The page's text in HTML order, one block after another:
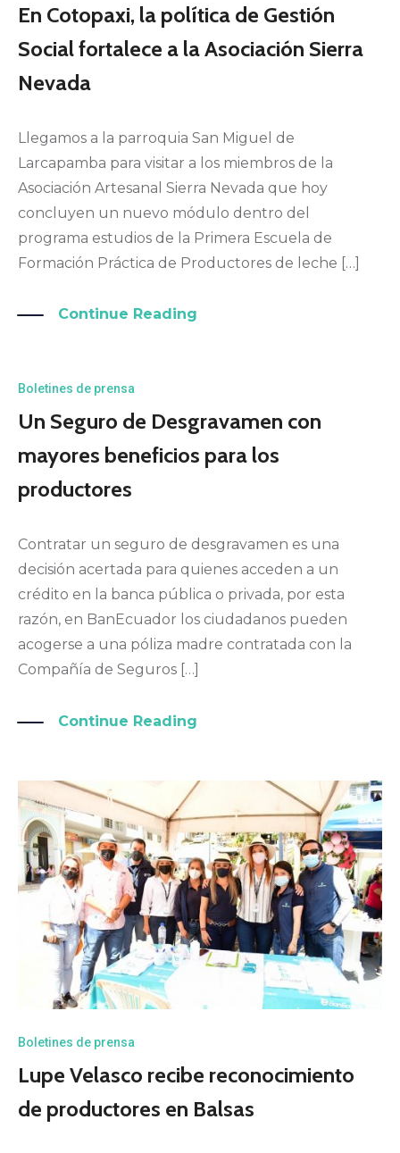
En Cotopaxi, la política de Gestión
Social fortalece a la Asociación Sierra
Nevada
Llegamos a la parroquia San Miguel de
Larcapamba para visitar a los miembros de la
Asociación Artesanal Sierra Nevada que hoy
concluyen un nuevo módulo dentro del
programa estudios de la Primera Escuela de
Formación Práctica de Productores de leche […]
Continue Reading
Boletines de prensa
Un Seguro de Desgravamen con
mayores beneficios para los
productores
Contratar un seguro de desgravamen es una
decisión acertada para quienes acceden a un
crédito en la banca pública o privada, por esta
razón, en BanEcuador los ciudadanos pueden
acogerse a una póliza madre contratada con la
Compañía de Seguros […]
Continue Reading
Boletines de prensa
Lupe Velasco recibe reconocimiento
de productores en Balsas